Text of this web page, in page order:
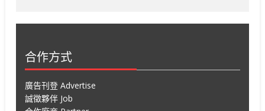
合作方式
廣告刊登 Advertise
誠徵夥伴 Job